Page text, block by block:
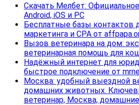
Скачать Мелбет:
Android, iOS и PC
Бесплатные базы контактов
маркетинга и CPA от
Вызов ветеринара на дом:
ветеринарная помощь для
Надёжный интернет для
быстрое подключение от
Москва: удобный выездной
домашних животных.
ветеринар, Москва,